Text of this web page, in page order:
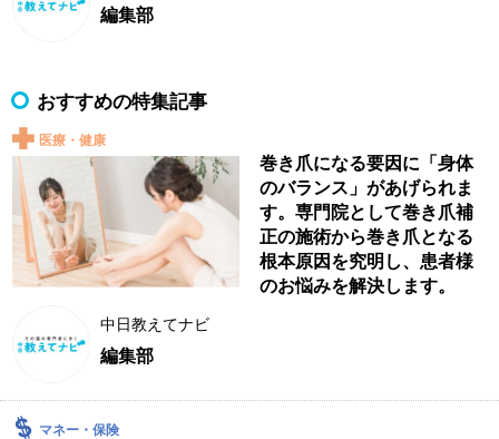
編集部
おすすめの特集記事
医療・健康
巻き爪になる要因に「身体
のバランス」があげられま
す。専門院として巻き爪補
正の施術から巻き爪となる
根本原因を究明し、患者様
のお悩みを解決します。
中日教えてナビ
編集部
マネー・保険